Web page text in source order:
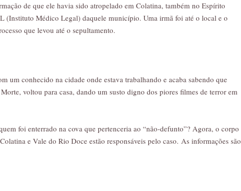
de que ele havia sido atropelado em Colatina, também no Espírito
(Instituto Médico Legal) daquele município. Uma irmã foi até o local e o
que levou até o sepultamento.
um conhecido na cidade onde estava trabalhando e acaba sabendo que
voltou para casa, dando um susto digno dos piores filmes de terror em
foi enterrado na cova que pertenceria ao “não-defunto”? Agora, o corpo
e Vale do Rio Doce estão responsáveis pelo caso. As informações são